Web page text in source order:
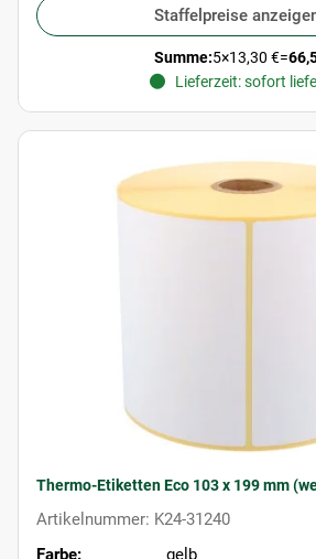
Staffelpreise
Summe:5×13,30 €=
Lieferzeit: sofort
Thermo-Etiketten Eco 103 x 199 mm
Artikelnummer: K24-31240
Farbe:
gelb